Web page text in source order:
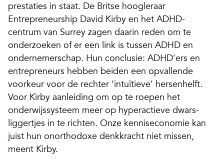
prestaties in staat. De Britse hoogleraar
Entrepreneurship David Kirby en het ADHD-
centrum van Surrey zagen daarin reden om te
onderzoeken of er een link is tussen ADHD en
ondernemerschap. Hun conclusie: ADHD’ers en
entrepreneurs hebben beiden een opvallende
voorkeur voor de rechter ‘intuïtieve’ hersenhelft.
Voor Kirby aanleiding om op te roepen het
onderwijssysteem meer op hyperactieve dwars­
liggertjes in te richten. Onze kenniseconomie kan
juist hun onorthodoxe denkkracht niet missen,
meent Kirby.